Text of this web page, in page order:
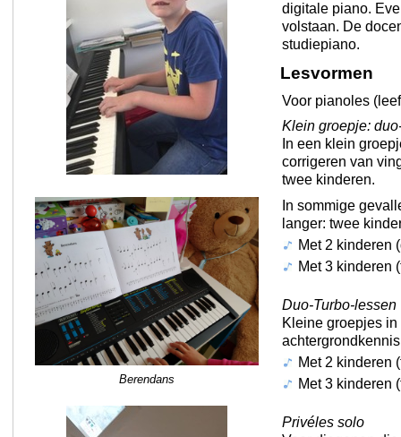
Berendans
digitale piano.
volstaan. De
studiepiano.
Lesvormen
Voor pianoles
Klein groepje:
In een klein
corrigeren van
twee kinderen.
In sommige
langer: twee
Met 2 kinderen
Met 3 kinderen
Duo-Turbo-lessen
Kleine groepjes
Met 2 kinderen
Met 3 kinderen
Privéles solo